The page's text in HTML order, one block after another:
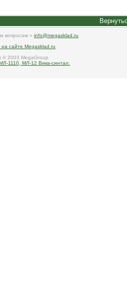
вопросам » info@megasklad.ru
сайте Megasklad.ru
© 2003 MegaGroup
1110, МЛ-12 Вика-синтал.